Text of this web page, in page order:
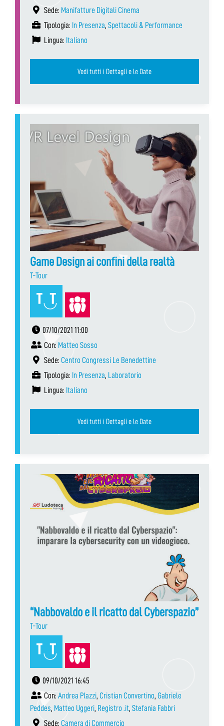
Sede: Manifatture Digitali Cinema
Tipologia: In Presenza, Spettacoli & Performance
Lingua: Italiano
Vedi tutti i Dettagli e le Date
Game Design ai confini della realtà
T-Tour
07/10/2021 11:00
Con: Matteo Sosso
Sede: Centro Congressi Le Benedettine
Tipologia: In Presenza, Laboratorio
Lingua: Italiano
Vedi tutti i Dettagli e le Date
“Nabbovaldo e il ricatto dal Cyberspazio”
T-Tour
09/10/2021 16:45
Con: Andrea Plazzi, Cristian Convertino, Gabriele
Peddes, Matteo Uggeri, Registro .it, Stefania Fabbri
Sede: Camera di Commercio